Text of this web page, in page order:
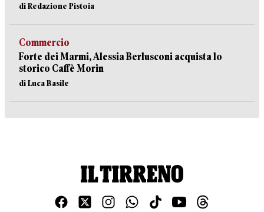
di Redazione Pistoia
Commercio
Forte dei Marmi, Alessia Berlusconi acquista lo
storico Caffè Morin
di Luca Basile